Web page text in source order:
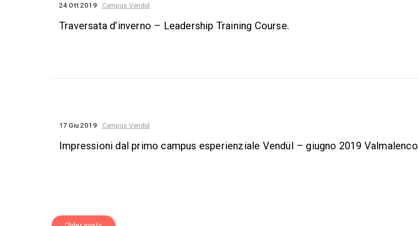
24 Ott 2019 Campus Vendül
Traversata d’inverno – Leadership Training Course.
17 Giu 2019 Campus Vendül
Impressioni dal primo campus esperienziale Vendül – giugno 2019 Valmalenco